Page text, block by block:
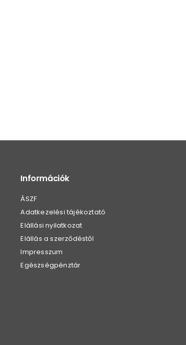
Információk
ÁSZF
Adatkezelési tájékoztató
Elállási nyilatkozat
Elállás a szerződéstől
Impresszum
Egészségpénztár